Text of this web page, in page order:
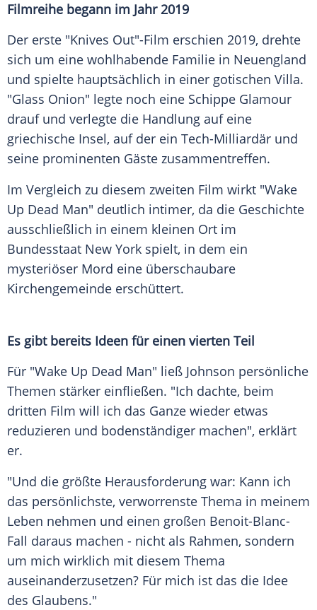
Filmreihe begann im Jahr 2019
Der erste "Knives Out"-Film erschien 2019, drehte
sich um eine wohlhabende Familie in Neuengland
und spielte hauptsächlich in einer gotischen Villa.
"Glass Onion" legte noch eine Schippe Glamour
drauf und verlegte die Handlung auf eine
griechische Insel, auf der ein Tech-Milliardär und
seine prominenten Gäste zusammentreffen.
Im Vergleich zu diesem zweiten Film wirkt "Wake
Up Dead Man" deutlich intimer, da die Geschichte
ausschließlich in einem kleinen Ort im
Bundesstaat New York spielt, in dem ein
mysteriöser Mord eine überschaubare
Kirchengemeinde erschüttert.
Es gibt bereits Ideen für einen vierten Teil
Für "Wake Up Dead Man" ließ Johnson persönliche
Themen stärker einfließen. "Ich dachte, beim
dritten Film will ich das Ganze wieder etwas
reduzieren und bodenständiger machen", erklärt
er.
"Und die größte Herausforderung war: Kann ich
das persönlichste, verworrenste Thema in meinem
Leben nehmen und einen großen Benoit-Blanc-
Fall daraus machen - nicht als Rahmen, sondern
um mich wirklich mit diesem Thema
auseinanderzusetzen? Für mich ist das die Idee
des Glaubens."